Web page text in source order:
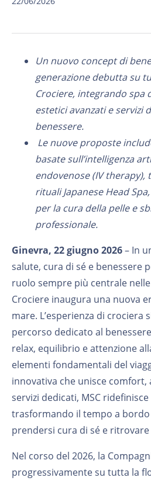
Un nuovo concept di
generazione debutta su
Crociere, integrando spa
estetici avanzati e servizi
benessere.
Le nuove proposte
basate sull’intelligenza
endovenose (IV
rituali Japanese Head
per la cura della pelle e
professionale.
Ginevra, 22 giugno 2026– In
salute, cura di sé e benessere
ruolo sempre più centrale
Crociere inaugura una nuova
mare. L’esperienza di crociera
percorso dedicato al
relax, equilibrio e attenzione
elementi fondamentali del
innovativa che unisce
servizi dedicati, MSC
trasformando il tempo a bordo
prendersi cura di sé e
Nel corso del 2026, la
progressivamente su tutta la